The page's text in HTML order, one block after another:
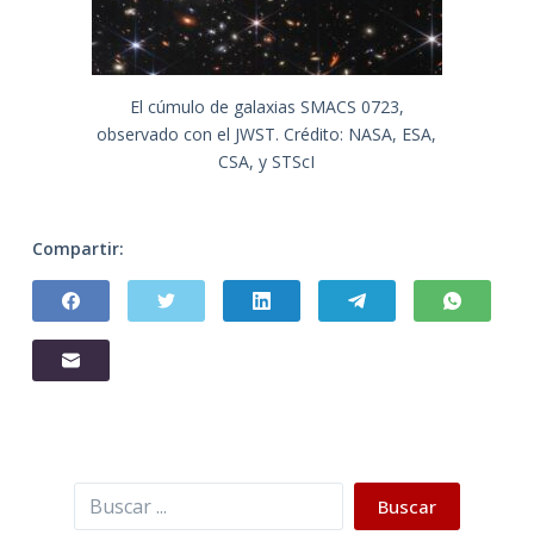
El cúmulo de galaxias SMACS 0723,
observado con el JWST. Crédito: NASA, ESA,
CSA, y STScI
Compartir:
Buscar Buscar